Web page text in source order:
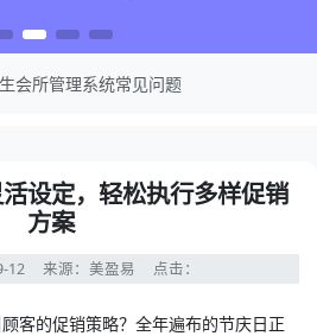
会所管理系统常见问题
设定，轻松执行多样促销
方案
12 来源：美盈易 点击：
客的促销策略？全年遍布的节庆日正